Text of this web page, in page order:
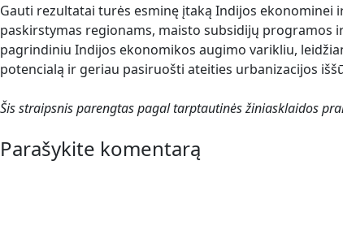
Gauti rezultatai turės esminę įtaką Indijos
paskirstymas regionams, maisto subsidijų programos
pagrindiniu Indijos ekonomikos augimo varikliu,
potencialą ir geriau pasiruošti ateities urbanizacijos
Šis straipsnis parengtas pagal tarptautinės žiniasklaidos
Parašykite komentarą